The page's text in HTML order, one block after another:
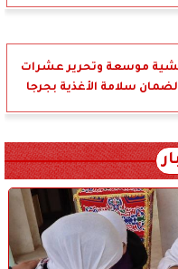
موسعة وتحرير عشرات
سلامة الأغذية بجرجا